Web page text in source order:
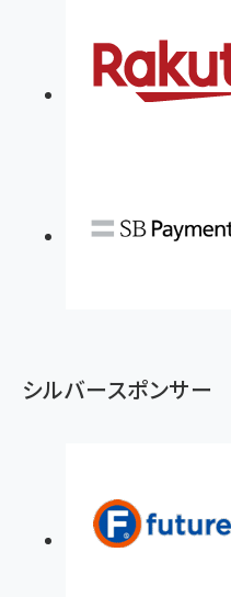
シルバースポンサー